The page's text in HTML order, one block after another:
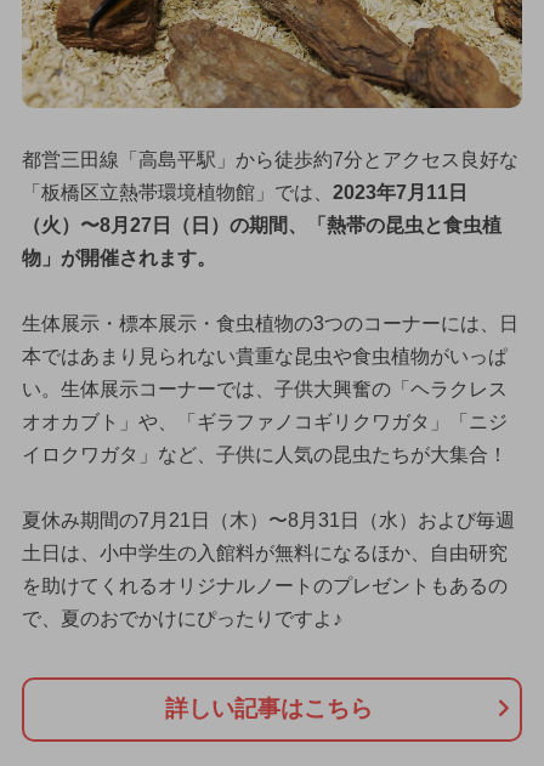
都営三田線「高島平駅」から徒歩約7分とアクセス良好な
「板橋区立熱帯環境植物館」では、 2023年7月11日
（火）〜8月27日（日）の期間、「熱帯の昆虫と食虫植
物」が開催されます。
生体展示・標本展示・食虫植物の3つのコーナーには、日
本ではあまり見られない貴重な昆虫や食虫植物がいっぱ
い。生体展示コーナーでは、子供大興奮の「ヘラクレス
オオカブト」や、「ギラファノコギリクワガタ」「ニジ
イロクワガタ」など、子供に人気の昆虫たちが大集合！
夏休み期間の7月21日（木）〜8月31日（水）および毎週
土日は、小中学生の入館料が無料になるほか、自由研究
を助けてくれるオリジナルノートのプレゼントもあるの
で、夏のおでかけにぴったりですよ♪
詳しい記事はこちら